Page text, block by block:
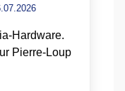
Hardware.
Pierre-Loup